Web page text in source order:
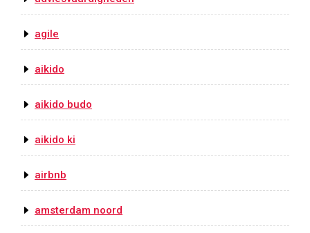
agile
aikido
aikido budo
aikido ki
airbnb
amsterdam noord